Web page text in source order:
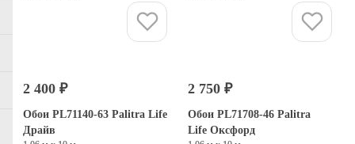
2 400 ₽
Обои PL71140-63 Palitra Life
Драйв
2 750 ₽
Обои PL71708-46 Palitra
Life Оксфорд